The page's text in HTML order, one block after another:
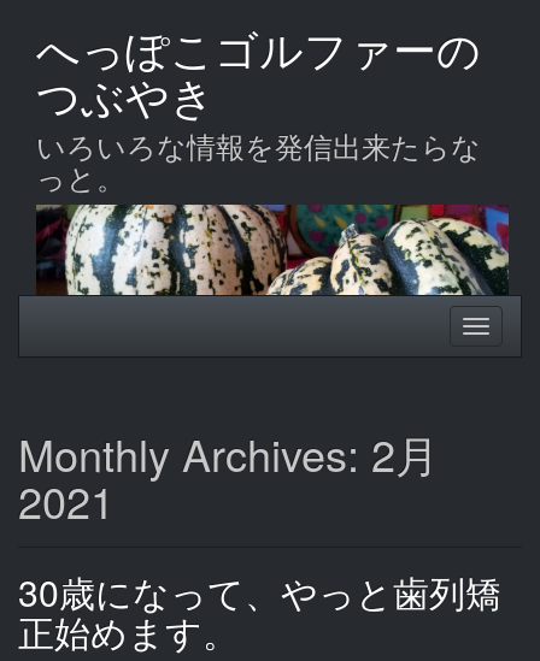
main
content
へっぽこゴルファーの
つぶやき
いろいろな情報を発信出来たらな
っと。
Toggle
Monthly Archives: 2月
2021
30歳になって、やっと歯列矯
正始めます。